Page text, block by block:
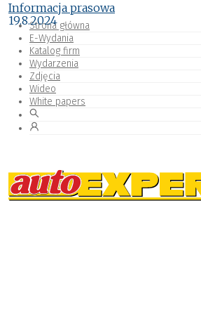
Strona główna
E-Wydania
Katalog firm
Wydarzenia
Zdjęcia
Wideo
White papers
Informacja prasowa
19.8.2024